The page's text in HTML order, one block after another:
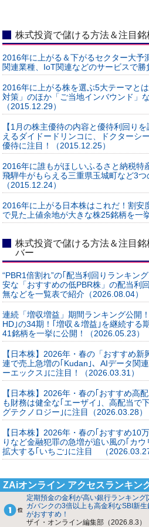
株式投資で儲ける方法＆注目
2016年に上がる＆下がるセクター大予
関連業種、IoT関連などのサービスで勝
2016年に上がる株を選ぶ5大テーマと
対策」のほか「ご当地インバウンド」
（2015.12.29）
【1月の株主優待の内容と優待利回り
えるダイドードリンコに、ドクターシ
優待に注目！（2015.12.25）
2016年に誰もがほしいふるさと納税特
飛騨牛がもらえる三重県玉城町など3つ
（2015.12.24）
2016年に上がる日本株はこれだ！割安
で見た上値余地が大きな株25銘柄を一
株式投資で儲ける方法＆注目
バー
“PBR1倍割れ”の｢配当利回りランキン
安な「おすすめの低PBR株」の配当利
無などを一覧表で紹介（2026.08.04）
連続「増収増益」期間ランキング公開
HD｣の34期！｢増収＆増益｣を継続する
41銘柄を一挙に公開！（2026.05.23）
【日本株】2026年・春の「おすすめ
連で売上急増の｢Kudan｣、AIデータ関
ーエックス｣に注目！（2026.03.31）
【日本株】2026年・春の｢おすすめ高
も財務は健全な｢エーザイ｣、高配当で
グテクノロジー｣に注目（2026.03.28）
【日本株】2026年・春の｢おすすめ10
りなど金融犯罪の急増が追い風の｢カ
拡大する｢いちご｣に注目 （2026.03.27
ZAiオンライン アクセスランキン
定期預金の金利が高い銀行ランキン
ガバンクの3倍以上も高金利なSBI新
がおすすめ！
ザイ・オンライン編集部（2026.8.3）